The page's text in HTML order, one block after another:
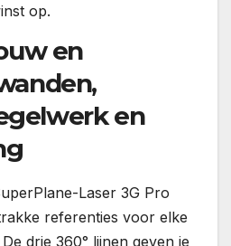
op.
en
en
Laser 3G Pro
referenties voor elke
drie 360° lijnen geven je